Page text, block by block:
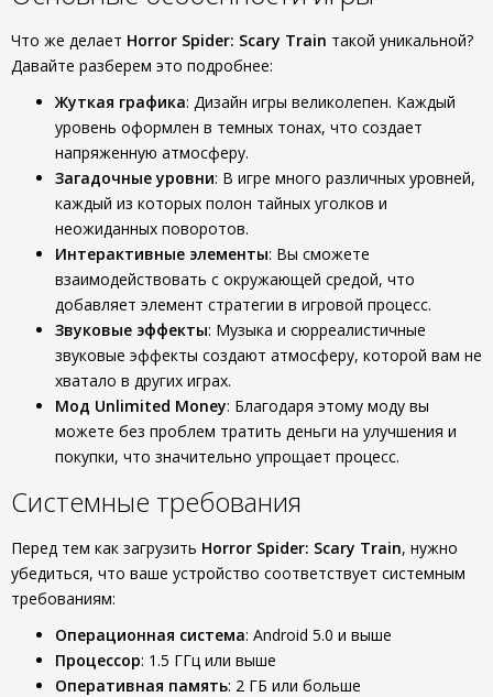
Что же делает Horror Spider: Scary Train такой уникальной?
Давайте разберем это подробнее:
Жуткая графика: Дизайн игры великолепен. Каждый
уровень оформлен в темных тонах, что создает
напряженную атмосферу.
Загадочные уровни: В игре много различных уровней,
каждый из которых полон тайных уголков и
неожиданных поворотов.
Интерактивные элементы: Вы сможете
взаимодействовать с окружающей средой, что
добавляет элемент стратегии в игровой процесс.
Звуковые эффекты: Музыка и сюрреалистичные
звуковые эффекты создают атмосферу, которой вам не
хватало в других играх.
Мод Unlimited Money: Благодаря этому моду вы
можете без проблем тратить деньги на улучшения и
покупки, что значительно упрощает процесс.
Системные требования
Перед тем как загрузить Horror Spider: Scary Train, нужно
убедиться, что ваше устройство соответствует системным
требованиям:
Операционная система: Android 5.0 и выше
Процессор: 1.5 ГГц или выше
Оперативная память: 2 ГБ или больше